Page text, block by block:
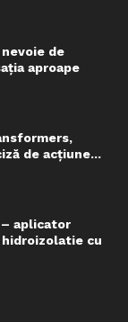
de
aproape
de acțiune...
aplicator
cu